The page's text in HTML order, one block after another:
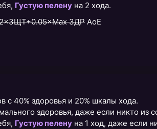
Густую пелену на 2 хода.
ЗДР AoE
с 40% здоровья и 20% шкалы хода.
здоровья, даже если никто из
Густую пелену на 1 ход, даже если